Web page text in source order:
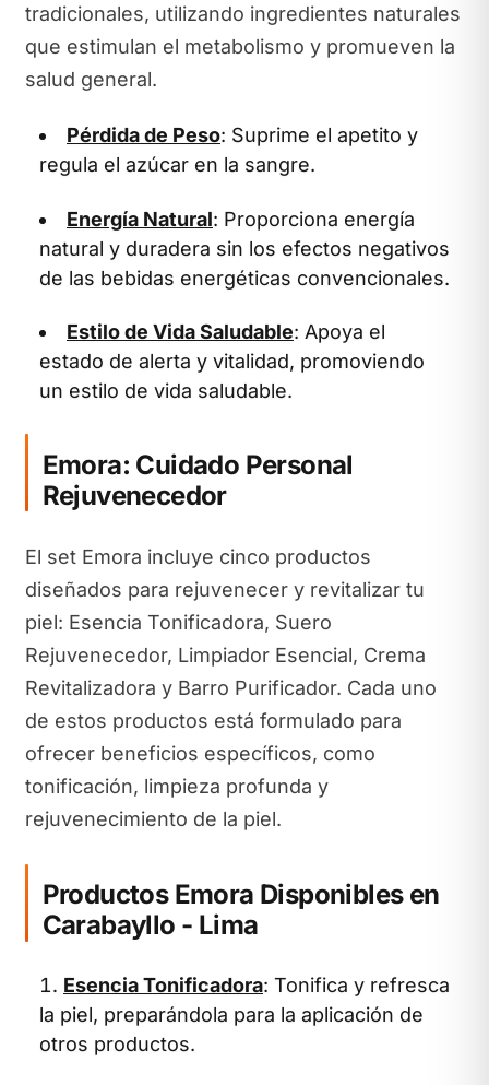
tradicionales, utilizando ingredientes naturales
que estimulan el metabolismo y promueven la
salud general.
Pérdida de Peso: Suprime el apetito y
regula el azúcar en la sangre.
Energía Natural: Proporciona energía
natural y duradera sin los efectos negativos
de las bebidas energéticas convencionales.
Estilo de Vida Saludable: Apoya el
estado de alerta y vitalidad, promoviendo
un estilo de vida saludable.
Emora: Cuidado Personal
Rejuvenecedor
El set Emora incluye cinco productos
diseñados para rejuvenecer y revitalizar tu
piel: Esencia Tonificadora, Suero
Rejuvenecedor, Limpiador Esencial, Crema
Revitalizadora y Barro Purificador. Cada uno
de estos productos está formulado para
ofrecer beneficios específicos, como
tonificación, limpieza profunda y
rejuvenecimiento de la piel.
Productos Emora Disponibles en
Carabayllo - Lima
Esencia Tonificadora: Tonifica y refresca
la piel, preparándola para la aplicación de
otros productos.